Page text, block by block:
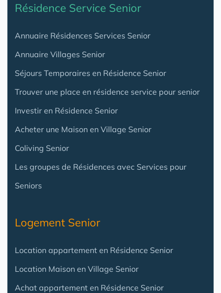
Résidence Service Senior
Annuaire Résidences Services Senior
Annuaire Villages Senior
Séjours Temporaires en Résidence Senior
Trouver une place en résidence service pour senior
Investir en Résidence Senior
Acheter une Maison en Village Senior
Coliving Senior
Les groupes de Résidences avec Services pour
Seniors
Logement Senior
Location appartement en Résidence Senior
Location Maison en Village Senior
Achat appartement en Résidence Senior